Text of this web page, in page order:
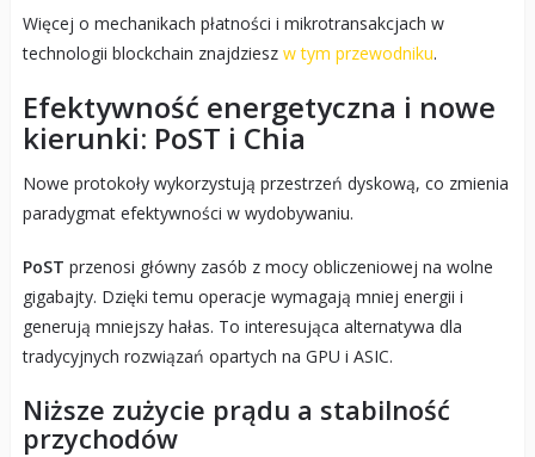
Więcej o mechanikach płatności i mikrotransakcjach w
technologii blockchain znajdziesz w tym przewodniku.
Efektywność energetyczna i nowe
kierunki: PoST i Chia
Nowe protokoły wykorzystują przestrzeń dyskową, co zmienia
paradygmat efektywności w wydobywaniu.
PoST przenosi główny zasób z mocy obliczeniowej na wolne
gigabajty. Dzięki temu operacje wymagają mniej energii i
generują mniejszy hałas. To interesująca alternatywa dla
tradycyjnych rozwiązań opartych na GPU i ASIC.
Niższe zużycie prądu a stabilność
przychodów